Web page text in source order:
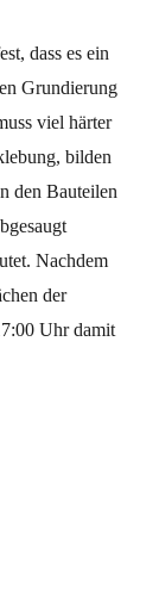
dass es ein
Grundierung
viel härter
bilden
den Bauteilen
Nachdem
der
Uhr damit